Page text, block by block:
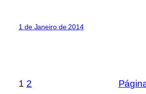
1 de Janeiro de 2014
1 2